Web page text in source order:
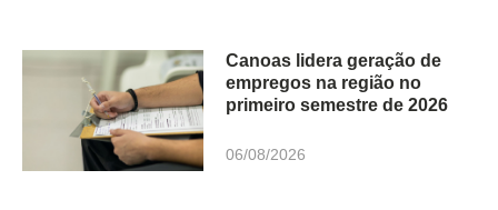
Canoas lidera geração de
empregos na região no
primeiro semestre de 2026
06/08/2026